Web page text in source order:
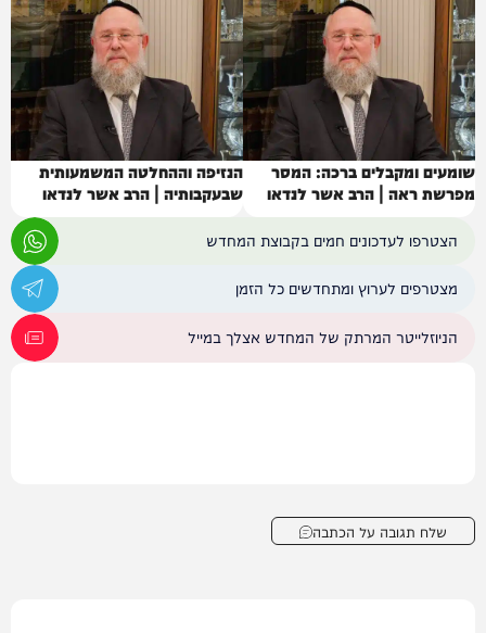
שומעים ומקבלים ברכה: המסר
מפרשת ראה | הרב אשר לנדאו
הנזיפה וההחלטה המשמעותית
שבעקבותיה | הרב אשר לנדאו
הצטרפו לעדכונים חמים בקבוצת המחדש
מצטרפים לערוץ ומתחדשים כל הזמן
הניוזלייטר המרתק של המחדש אצלך במייל
שלח תגובה על הכתבה